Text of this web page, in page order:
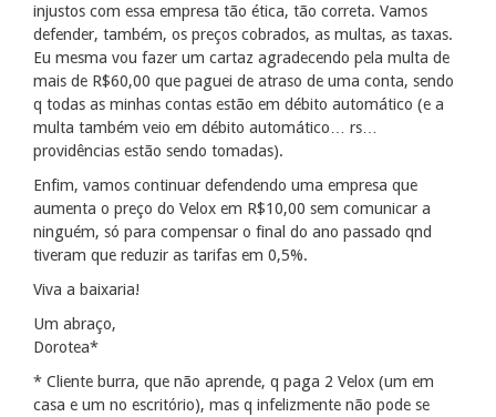
injustos com essa empresa tão ética, tão correta. Vamos
defender, também, os preços cobrados, as multas, as taxas.
Eu mesma vou fazer um cartaz agradecendo pela multa de
mais de R$60,00 que paguei de atraso de uma conta, sendo
q todas as minhas contas estão em débito automático (e a
multa também veio em débito automático… rs…
providências estão sendo tomadas).
Enfim, vamos continuar defendendo uma empresa que
aumenta o preço do Velox em R$10,00 sem comunicar a
ninguém, só para compensar o final do ano passado qnd
tiveram que reduzir as tarifas em 0,5%.
Viva a baixaria!
Um abraço,
Dorotea*
* Cliente burra, que não aprende, q paga 2 Velox (um em
casa e um no escritório), mas q infelizmente não pode se